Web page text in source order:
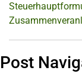
Post